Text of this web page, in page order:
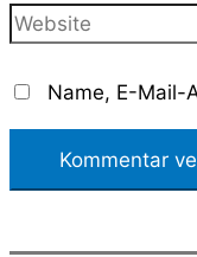
Adresse*
Website
Name, E-Mail-